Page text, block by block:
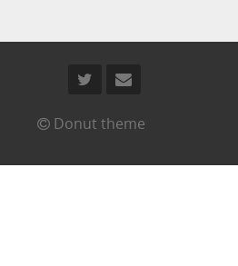
Donut theme